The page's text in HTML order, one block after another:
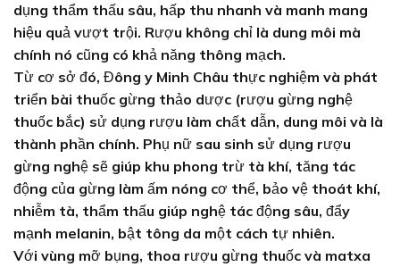
dụng thẩm thấu sâu, hấp thu nhanh và manh mang
hiệu quả vượt trội. Rượu không chỉ là dung môi mà
chính nó cũng có khả năng thông mạch.
Từ cơ sở đó, Đông y Minh Châu thực nghiệm và phát
triển bài thuốc gừng thảo dược (rượu gừng nghệ
thuốc bắc) sử dụng rượu làm chất dẫn, dung môi và là
thành phần chính. Phụ nữ sau sinh sử dụng rượu
gừng nghệ sẽ giúp khu phong trừ tà khí, tăng tác
động của gừng làm ấm nóng cơ thể, bảo vệ thoát khí,
nhiễm tà, thẩm thấu giúp nghệ tác động sâu, đẩy
mạnh melanin, bật tông da một cách tự nhiên.
Với vùng mỡ bụng, thoa rượu gừng thuốc và matxa